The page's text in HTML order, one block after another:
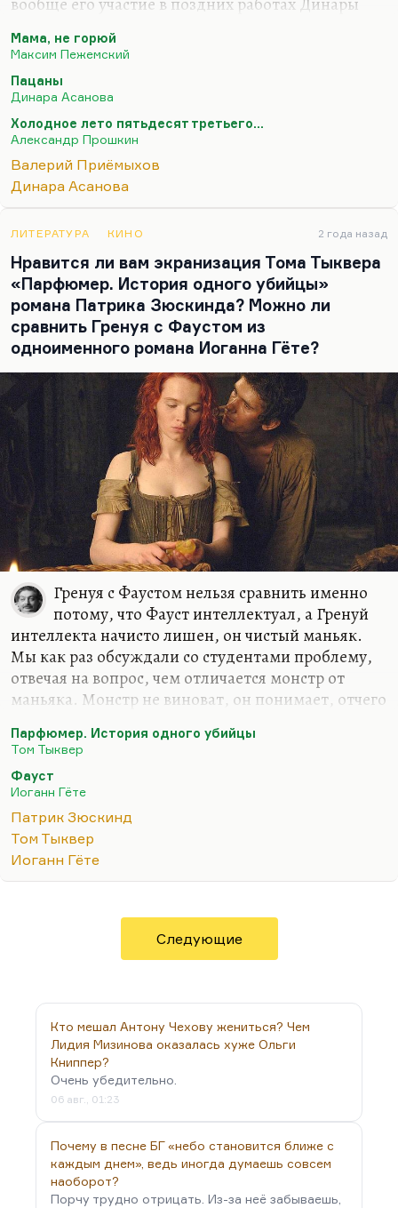
артиста — это очень интересный такой знак 80–
— и как актёр, и вообще как человек искусства,—
мне представляется всё-таки его роль в фильме
Прошкина «Холодное лето пятьдесят третьего…».
Там и он, и Папанов — оба безвременно
ушедшие, почти одновременно — они
действительно воплотили два очень важных
российском кино (я…
Мама, не горюй
Максим Пежемский
Пацаны
Динара Асанова
Холодное лето пятьдесят третьего...
Александр Прошкин
Валерий Приёмыхов
Динара Асанова
ЛИТЕРАТУРА КИНО 2 года назад
Нравится ли вам экранизация Тома Тыквера
«Парфюмер. История одного убийцы»
романа Патрика Зюскинда? Можно ли
сравнить Гренуя с Фаустом из
одноименного романа Иоганна Гёте?
Гренуя с Фаустом нельзя сравнить именно
потому, что Фауст интеллектуал, а Гренуй
интеллекта начисто лишен, он чистый маньяк.
Мы как раз обсуждали со студентами проблему,
отвечая на вопрос, чем отличается монстр от
маньяка. Монстр не виноват, он понимает, отчего
Франкенштейна. Мозг – такая же его жертва.
Маньяк понимает, что он делает. Более того, он
способен дать отчет в своих действиях (как
Ну а что касается Гренуя, то это интуитивный
гений, стихийный, сам он запаха лишен, но
чувствует чужие запахи. Может, это метафора
говорят, что это эмпатия, то есть отсутствие
эмпатии. По-разному, это…
Парфюмер. История одного убийцы
Том Тыквер
Фауст
Иоганн Гёте
Патрик Зюскинд
Том Тыквер
Иоганн Гёте
Следующие
Кто мешал Антону Чехову жениться? Чем
Лидия Мизинова оказалась хуже Ольги
Книппер?
Очень убедительно.
06 авг., 01:23
Почему в песне БГ «небо становится ближе с
каждым днем», ведь иногда думаешь совсем
наоборот?
Порчу трудно отрицать. Из-за неё забываешь,